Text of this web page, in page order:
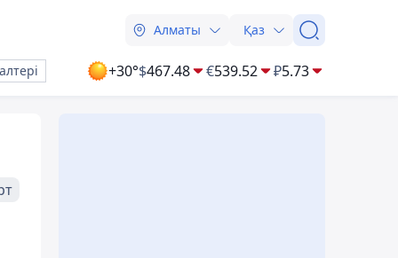
Алматы Қаз
+30°$467.48 €539.52 ₽5.73